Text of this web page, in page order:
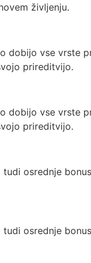
življenju.
dobijo vse vrste
prireditvijo.
dobijo vse vrste
prireditvijo.
osrednje
osrednje